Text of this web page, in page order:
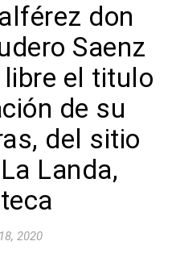
don
Saenz
el titulo
de su
del sitio
Landa,
2020